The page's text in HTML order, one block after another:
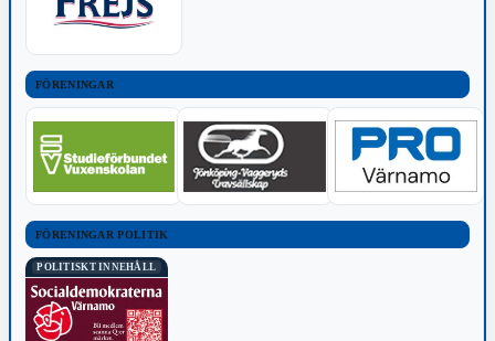
FÖRENINGAR
FÖRENINGAR POLITIK
POLITISKT INNEHÅLL